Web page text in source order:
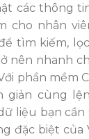
các thông
cho nhân
tìm kiếm,
nên nhanh
phần mềm
giản cùng
liệu bạn cần
đặc biệt của